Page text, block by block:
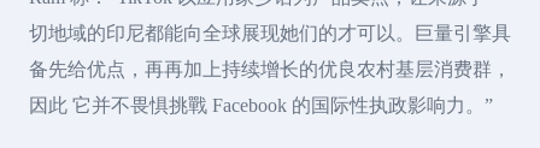
切地域的印尼都能向全球展现她们的才可以。巨量引擎具
备先给优点，再再加上持续增长的优良农村基层消费群，
因此 它并不畏惧挑戰 Facebook 的国际性执政影响力。”